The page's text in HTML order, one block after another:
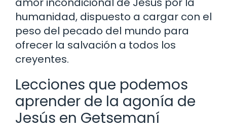
humanidad, dispuesto a cargar con el
peso del pecado del mundo para
ofrecer la salvación a todos los
creyentes.
Lecciones que podemos
aprender de la agonía de
Jesús en Getsemaní